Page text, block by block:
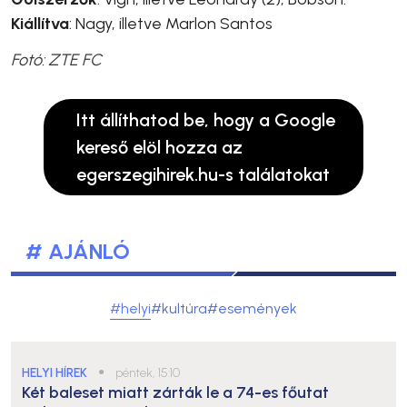
Kiállítva: Nagy, illetve Marlon Santos
Fotó: ZTE FC
Itt állíthatod be, hogy a Google
kereső elöl hozza az
egerszegihirek.hu-s találatokat
# AJÁNLÓ
#helyi#kultúra#események
HELYI HÍREK ● péntek, 15:10
Két baleset miatt zárták le a 74-es főutat